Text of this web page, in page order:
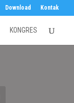
Download Kontak
KONGRES